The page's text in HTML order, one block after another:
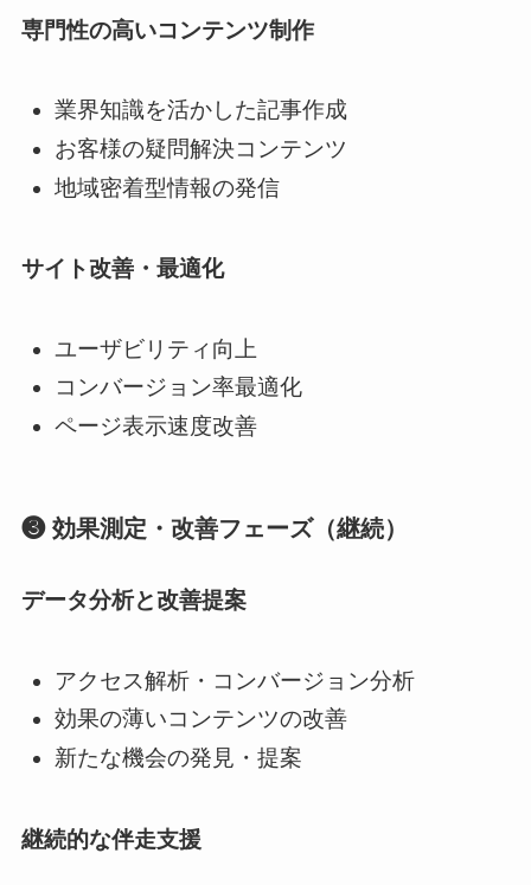
専門性の高いコンテンツ制作
業界知識を活かした記事作成
お客様の疑問解決コンテンツ
地域密着型情報の発信
サイト改善・最適化
ユーザビリティ向上
コンバージョン率最適化
ページ表示速度改善
❸ 効果測定・改善フェーズ（継続）
データ分析と改善提案
アクセス解析・コンバージョン分析
効果の薄いコンテンツの改善
新たな機会の発見・提案
継続的な伴走支援